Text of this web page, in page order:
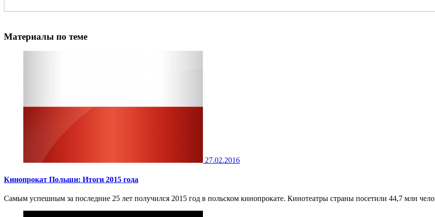
Материалы по теме
27.02.2016
Кинопрокат Польши: Итоги 2015 года
Самым успешным за последние 25 лет получился 2015 год в польском кинопрокате. Кинотеатры страны посетили 44,7 млн